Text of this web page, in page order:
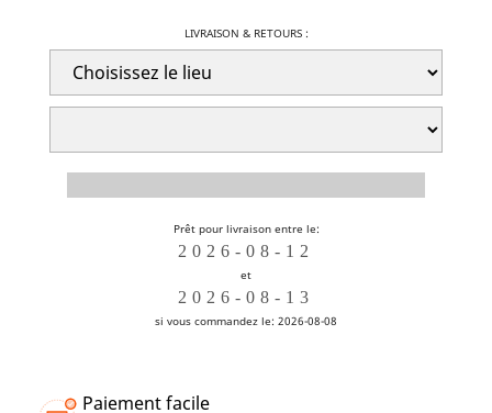
LIVRAISON & RETOURS :
Prêt pour livraison entre le:
et
si vous commandez le: 2026-08-08
Paiement facile